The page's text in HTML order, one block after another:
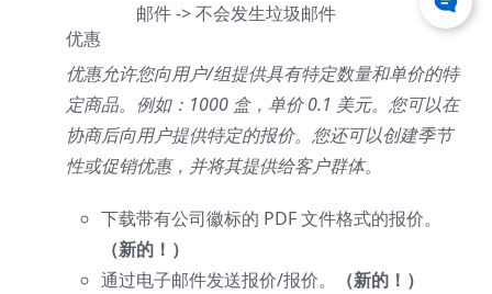
邮件 -> 不会发生垃圾邮件
优惠
优惠允许您向用户/组提供具有特定数量和单价的特
定商品。例如：1000 盒，单价 0.1 美元。您可以在
协商后向用户提供特定的报价。您还可以创建季节
性或促销优惠，并将其提供给客户群体。
下载带有公司徽标的 PDF 文件格式的报价。
（新的！）
通过电子邮件发送报价/报价。
（新的！）